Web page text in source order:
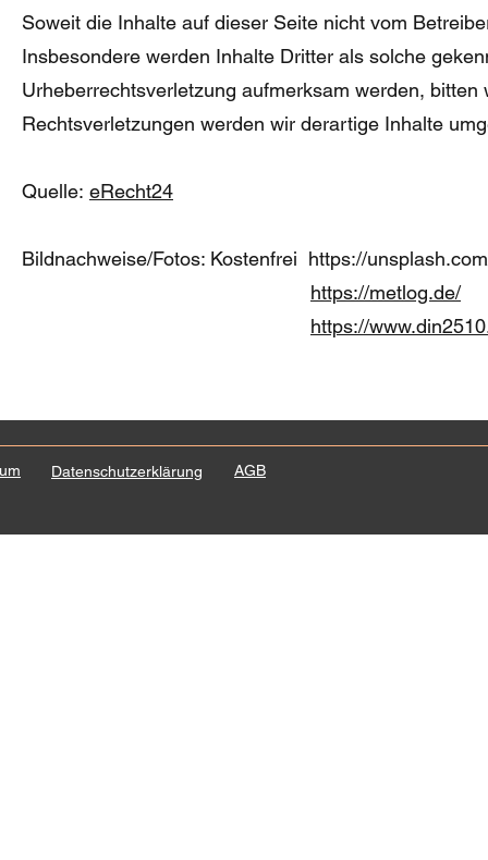
Soweit die Inhalte auf dieser Seite nicht vom
Insbesondere werden Inhalte Dritter als solche
Urheberrechtsverletzung aufmerksam werden,
Rechtsverletzungen werden wir derartige Inhalte
Quelle: eRecht24
Bildnachweise/Fotos: Kostenfrei https://
https://metlog.de/
https://
Datenschutzerklärung AGB